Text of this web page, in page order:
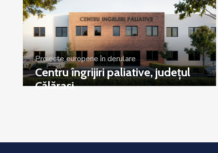
Proiecte europene în derulare
Centru îngrijiri paliative, județul
Călărași